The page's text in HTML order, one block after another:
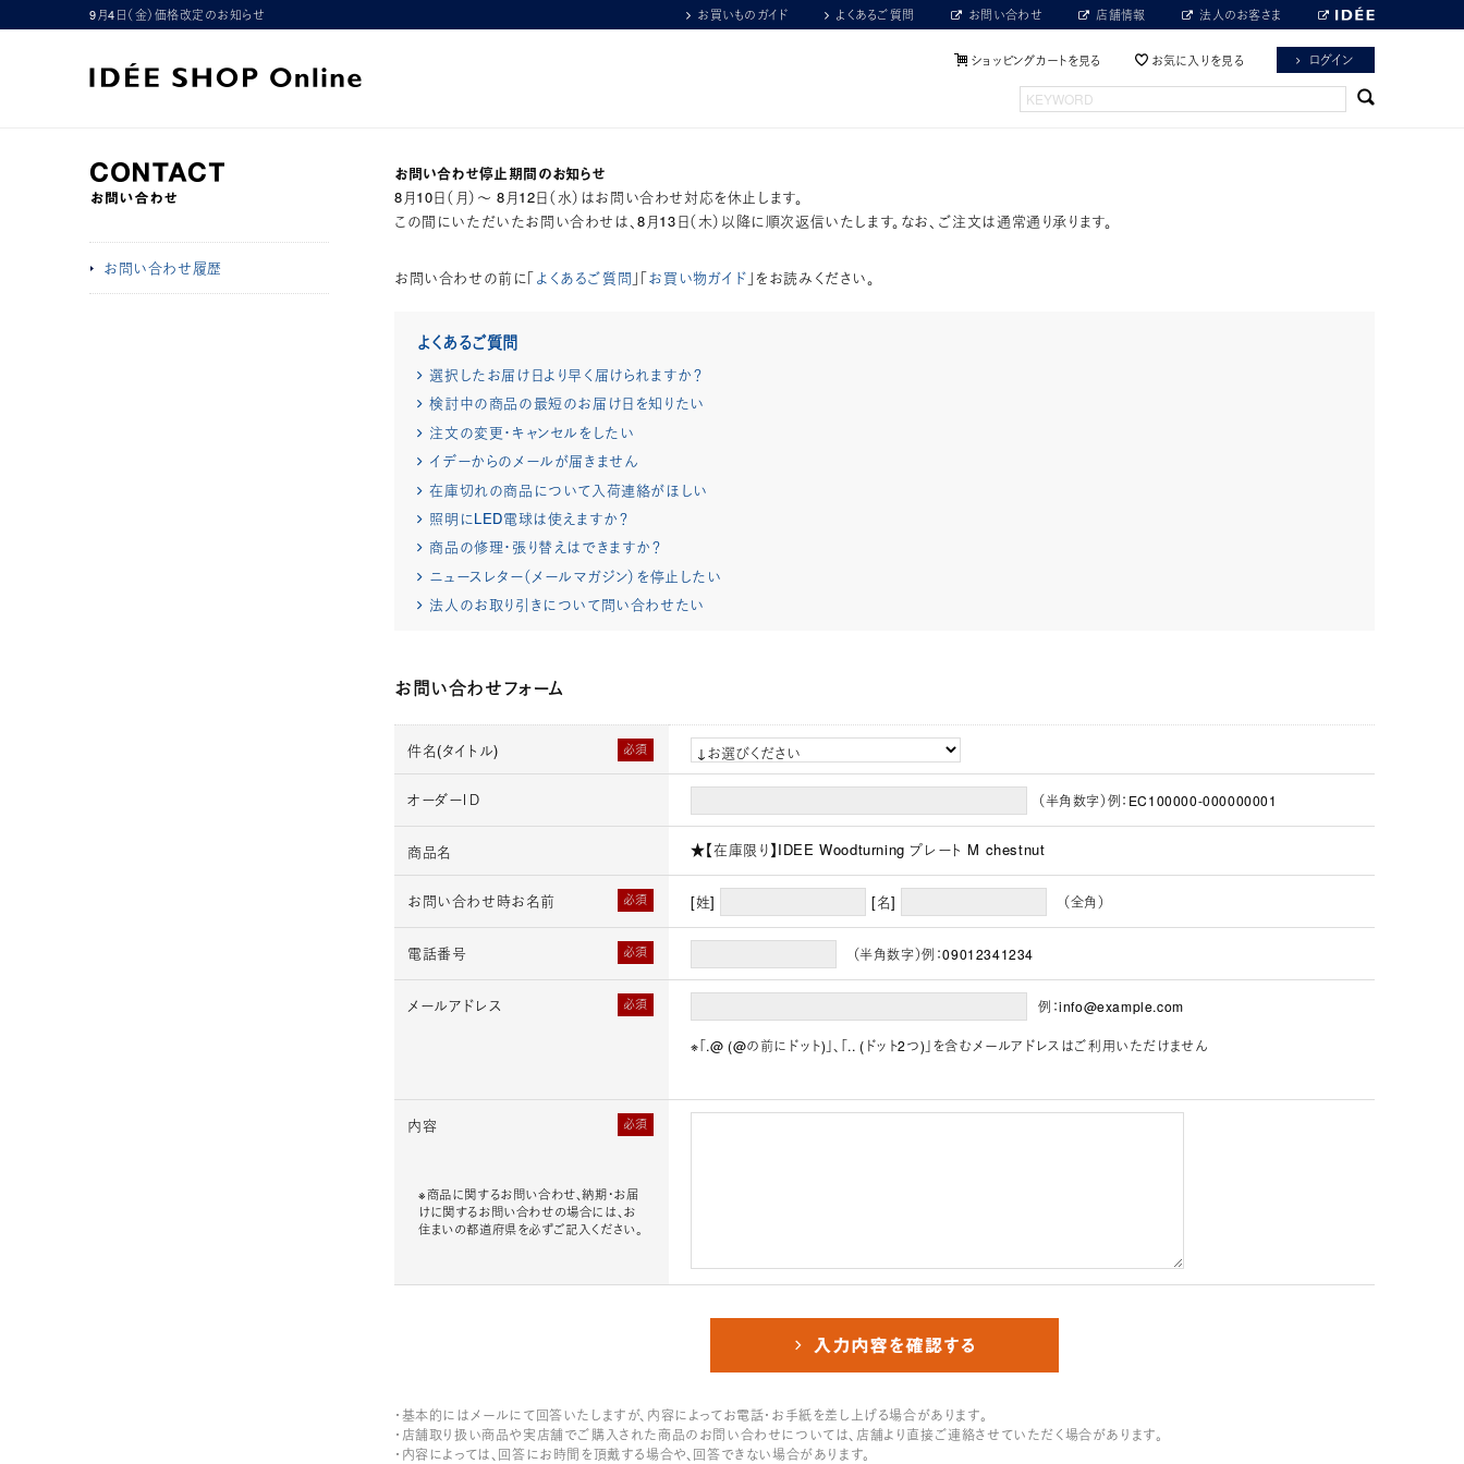
9月4日（金）価格改定のお知らせ お買いものガイド よくあるご質問 お問い合わせ 店舗情報 法人のお客さま
ショッピングカートを見る お気に入りを見る ログイン
お問い合わせ履歴
お問い合わせ停止期間のお知らせ
8月10日（月）～ 8月12日（水）はお問い合わせ対応を休止します。
この間にいただいたお問い合わせは、8月13日（木）以降に順次返信いたします。なお、ご注文は通常通り承ります。
お問い合わせの前に「よくあるご質問 」「お買い物ガイド 」をお読みください。
よくあるご質問
選択したお届け日より早く届けられますか？
検討中の商品の最短のお届け日を知りたい
注文の変更・キャンセルをしたい
イデーからのメールが届きません
在庫切れの商品について入荷連絡がほしい
照明にLED電球は使えますか？
商品の修理・張り替えはできますか？
ニュースレター（メールマガジン）を停止したい
法人のお取り引きについて問い合わせたい
お問い合わせフォーム
必須
件名(タイトル)
オーダーＩＤ （半角数字）例：EC100000-000000001
商品名 ★【在庫限り】IDEE Woodturning プレート M chestnut
必須
お問い合わせ時お名前 [姓] [名] （全角）
必須
電話番号 （半角数字）例：09012341234
必須
メールアドレス 例：info@example.com
※「.@ (@の前にドット)」、「.. (ドット2つ)」を含むメールアドレスはご利用いただけません
必須
内容
※商品に関するお問い合わせ、納期・お届
けに関するお問い合わせの場合には、お
住まいの都道府県を必ずご記入ください。
・基本的にはメールにて回答いたしますが、内容によってお電話・お手紙を差し上げる場合があります。
・店舗取り扱い商品や実店舗でご購入された商品のお問い合わせについては、店舗より直接ご連絡させていただく場合があります。
・内容によっては、回答にお時間を頂戴する場合や、回答できない場合があります。